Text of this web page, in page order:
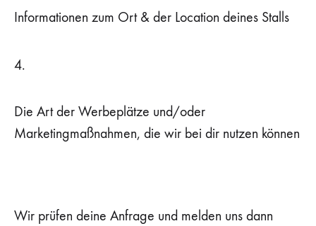
Informationen zum Ort & der Location deines Stalls
4.
Die Art der Werbeplätze und/oder
Marketingmaßnahmen, die wir bei dir nutzen können
Wir prüfen deine Anfrage und melden uns dann